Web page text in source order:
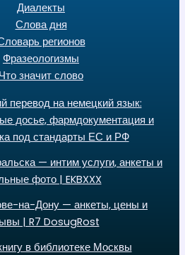
Диалекты
Слова дня
регионов
Фразеологизмы
Что значит слово
перевод на немецкий язык:
досье, фармдокументация и
под стандарты ЕС и РФ
— интим услуги, анкеты и
фото | EKBXXX
на-Дону — анкеты, цены и
| R7 DosugRost
в библиотеке Москвы